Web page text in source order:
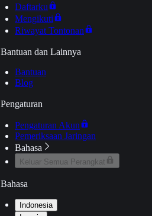
Daftarku
Mengikuti
Riwayat Tontonan
Bantuan dan Lainnya
Bantuan
Blog
Pengaturan
Pengaturan Akun
Pemeriksaan Jaringan
Bahasa
Keluar Semua Perangkat
Bahasa
Indonesia